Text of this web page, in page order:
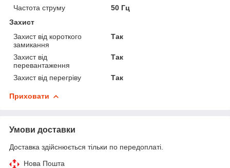
Частота струму
50 Гц
Захист
Захист від короткого
замикання
Так
Захист від
перевантаження
Так
Захист від перегріву Так
Приховати
Умови доставки
Доставка здійснюється тільки по передоплаті.
Нова Пошта